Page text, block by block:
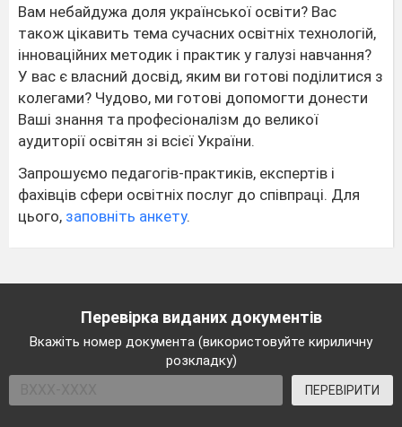
Вам небайдужа доля української освіти? Вас
також цікавить тема сучасних освітніх технологій,
інноваційних методик і практик у галузі навчання?
У вас є власний досвід, яким ви готові поділитися з
колегами? Чудово, ми готові допомогти донести
Ваші знання та професіоналізм до великої
аудиторії освітян зі всієї України.
Запрошуємо педагогів-практиків, експертів і
фахівців сфери освітніх послуг до співпраці. Для
цього, заповніть анкету.
Перевірка виданих документів
Вкажіть номер документа (використовуйте кириличну
розкладку)
ПЕРЕВІРИТИ